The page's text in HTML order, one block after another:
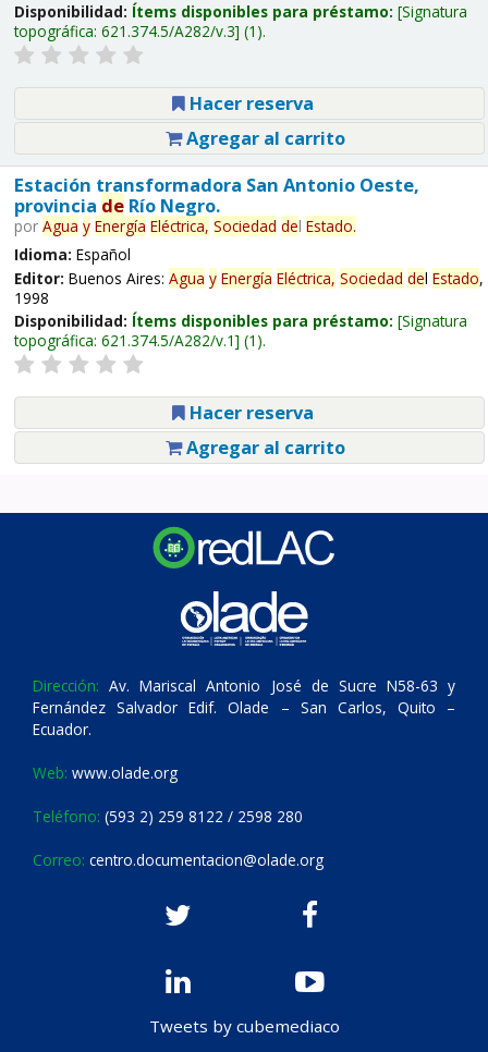
Disponibilidad: Ítems disponibles para préstamo: Signatura
topográfica: 621.374.5/A282/v.3 (1).
Hacer reserva
Agregar al carrito
Estación transformadora San Antonio Oeste,
provincia deRío Negro.
por Agua y Energía Eléctrica, Sociedad del Estado.
Idioma: Español
Editor: Buenos Aires: Agua y Energía Eléctrica, Sociedad del Estado,
1998
Disponibilidad: Ítems disponibles para préstamo: Signatura
topográfica: 621.374.5/A282/v.1 (1).
Hacer reserva
Agregar al carrito
Dirección: Av. Mariscal Antonio José de Sucre N58-63 y
Fernández Salvador Edif. Olade – San Carlos, Quito –
Ecuador.
Web: www.olade.org
Teléfono: (593 2) 259 8122 / 2598 280
Correo: centro.documentacion@olade.org
Tweets by cubemediaco